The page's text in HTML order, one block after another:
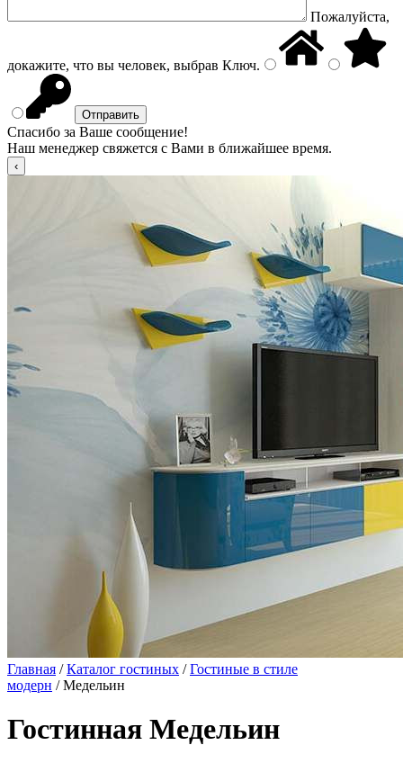
Пожалуйста,
докажите, что вы человек, выбрав Ключ.
Спасибо за Ваше сообщение!
Наш менеджер свяжется с Вами в ближайшее время.
Главная /Каталог гостиных /Гостиные в стиле
модерн / Медельин
Гостинная Медельин